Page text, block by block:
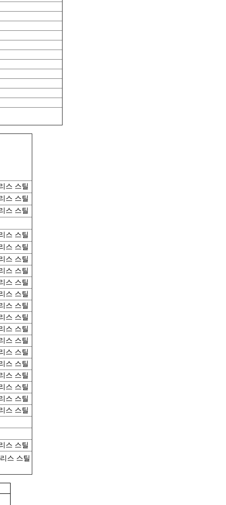
스 스틸
스 스틸
스 스틸
스 스틸
스 스틸
스 스틸
스 스틸
스 스틸
스 스틸
스 스틸
스 스틸
스 스틸
스 스틸
스 스틸
스 스틸
스 스틸
스 스틸
스 스틸
스 스틸
스 스틸
스 스틸